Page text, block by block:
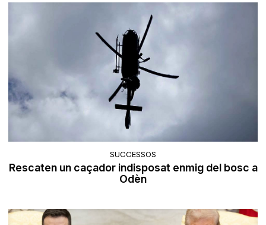
SUCCESSOS
Rescaten un caçador indisposat enmig del bosc a
Odèn